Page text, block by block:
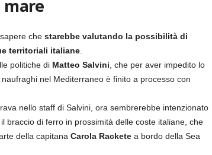
chestarebbe valutando la possibilità di
territoriali italiane.
politiche diMatteo Salvini , che per aver impedito lo
nel Mediterraneo è finito a processo con
nello staff di Salvini, ora sembrerebbe intenzionato
braccio di ferro in prossimità delle coste italiane, che
della capitana Carola Racketea bordo della Sea